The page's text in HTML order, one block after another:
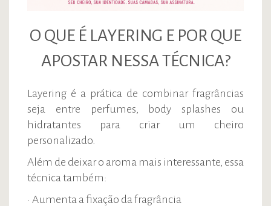
O QUE É LAYERING E POR QUE
APOSTAR NESSA TÉCNICA?
Layering é a prática de combinar fragrâncias
seja entre perfumes, body splashes ou
hidratantes para criar um cheiro
personalizado.
Além de deixar o aroma mais interessante, essa
técnica também:
• Aumenta a fixação da fragrância